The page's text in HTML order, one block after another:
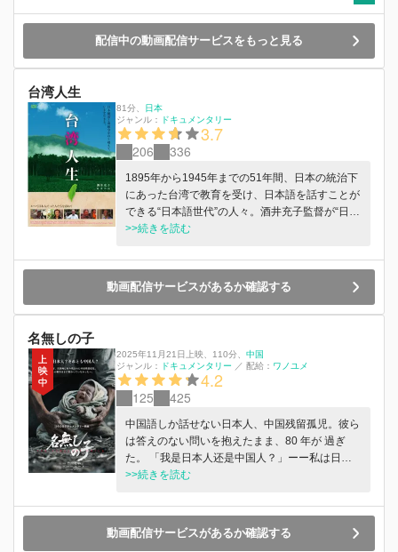
配信中の動画配信サービスをもっと見る
台湾人生
81分
日本
ジャンル：
ドキュメンタリー
3.7
206 336
1895年から1945年までの51年間、日本の統治下
にあった台湾で教育を受け、日本語を話すことが
できる“日本語世代”の人々。酒井充子監督が“日本
語世代”の5人にインタビューを行い、当時や戦後
る。
>>続きを読む
動画配信サービスがあるか確認する
名無しの子
2025年11月21日上映 110分
中国
ジャンル：
ドキュメンタリー ／ 配給： ワノユメ
4.2
125 425
中国語しか話せない日本人、中国残留孤児。彼ら
は答えのない問いを抱えたまま、80 年が 過ぎ
た。 「我是日本人还是中国人？」ーー私は日本
人なのか、それとも中国人なのか。 1945 年、第
州に暮らしていた 150 万人の日本人庶民をソ連
軍が襲撃。銃弾が飛び交う中、何万人もの幼い子
供が現地に取り残され、国籍を失い、“名無しの
>>続きを読む
動画配信サービスがあるか確認する